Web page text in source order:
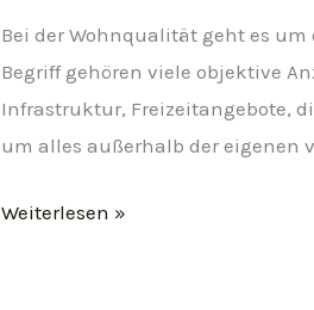
Bei der Wohnqualität geht es
Begriff gehören viele objektive
Infrastruktur, Freizeitangebote,
um alles außerhalb der eigenen
Weiterlesen »